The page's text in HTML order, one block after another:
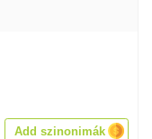
Add szinonimák